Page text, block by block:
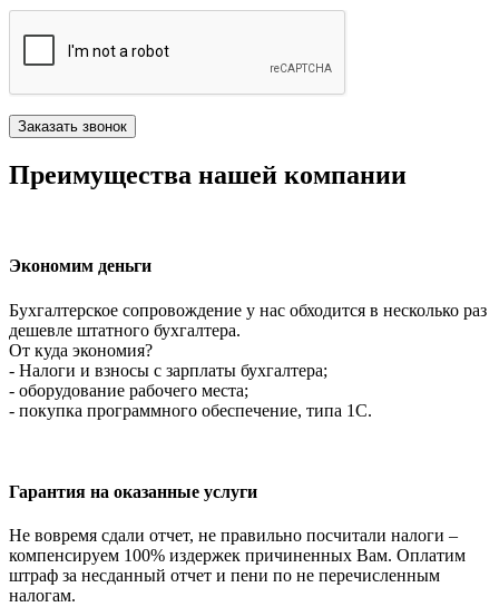
Преимущества нашей компании
Экономим деньги
Бухгалтерское сопровождение у нас обходится в несколько раз
дешевле штатного бухгалтера.
От куда экономия?
- Налоги и взносы с зарплаты бухгалтера;
- оборудование рабочего места;
- покупка программного обеспечение, типа 1С.
Гарантия на оказанные услуги
Не вовремя сдали отчет, не правильно посчитали налоги –
компенсируем 100% издержек причиненных Вам. Оплатим
штраф за несданный отчет и пени по не перечисленным
налогам.